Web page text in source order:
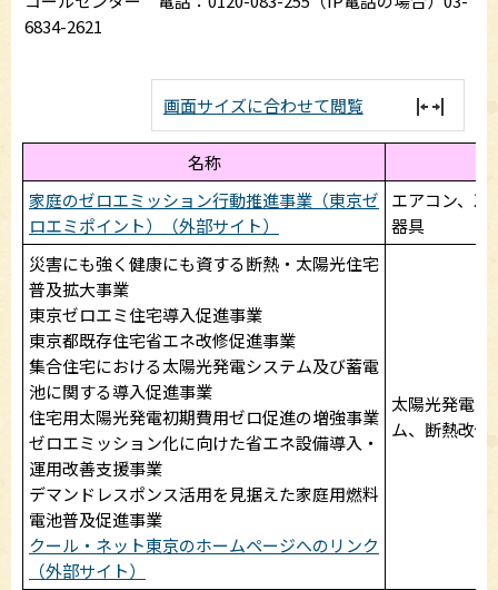
6834-2621
画面サイズに合わせて閲覧
名称
家庭のゼロエミッション行動推進事業（東京ゼ
ロエミポイント）（外部サイト）
エアコン、冷
器具
災害にも強く健康にも資する断熱・太陽光住宅
普及拡大事業
東京ゼロエミ住宅導入促進事業
東京都既存住宅省エネ改修促進事業
集合住宅における太陽光発電システム及び蓄電
池に関する導入促進事業
住宅用太陽光発電初期費用ゼロ促進の増強事業
ゼロエミッション化に向けた省エネ設備導入・
運用改善支援事業
デマンドレスポンス活用を見据えた家庭用燃料
電池普及促進事業
クール・ネット東京のホームページへのリンク
（外部サイト）
太陽光発電
ム、断熱改